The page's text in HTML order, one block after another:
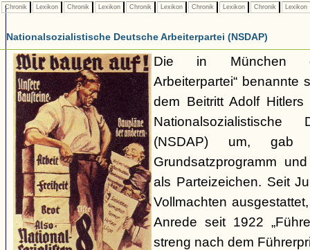
Chronik Lexikon Chronik Lexikon Chronik Lexikon Chronik Lexikon Chronik Lexikon
Nationalsozialistische Deutsche Arbeiterpartei (NSDAP)
Die in München
Arbeiterpartei“
dem Beitritt Adolf
Nationalsozialistische
(NSDAP) um, gab
Grundsatzprogramm
als Parteizeichen. Seit
Vollmachten
Anrede seit 1922
streng nach dem